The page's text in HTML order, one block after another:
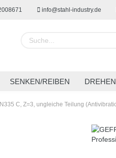
info@stahl-industry.de
SENKEN/REIBEN DREHEN
SPANNTECHNIK
C, Z=3, ungleiche Teilung